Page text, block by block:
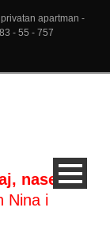
apartman -
- 55 - 757
naselje
Nina i